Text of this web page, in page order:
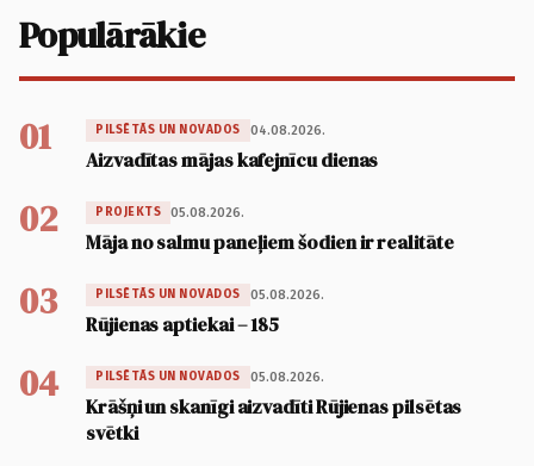
Populārākie
01 PILSĒTĀS UN NOVADOS 04.08.2026.
Aizvadītas mājas kafejnīcu dienas
02 PROJEKTS 05.08.2026.
Māja no salmu paneļiem šodien ir realitāte
03 PILSĒTĀS UN NOVADOS 05.08.2026.
Rūjienas aptiekai – 185
04 PILSĒTĀS UN NOVADOS 05.08.2026.
Krāšņi un skanīgi aizvadīti Rūjienas pilsētas
svētki